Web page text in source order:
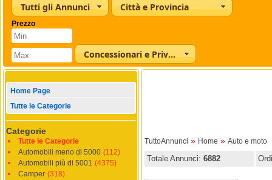
Tutti gli Annunci Città e Provincia
Prezzo
Concessionari e Privati
Home Page
Tutte le Categorie
Categorie
Tutte le Categorie
Automobili meno di 5000 (112)
Automobili più di 5001 (4375)
Camper (318)
TuttoAnnunci » Home » Auto e moto
Totale Annunci: 6882